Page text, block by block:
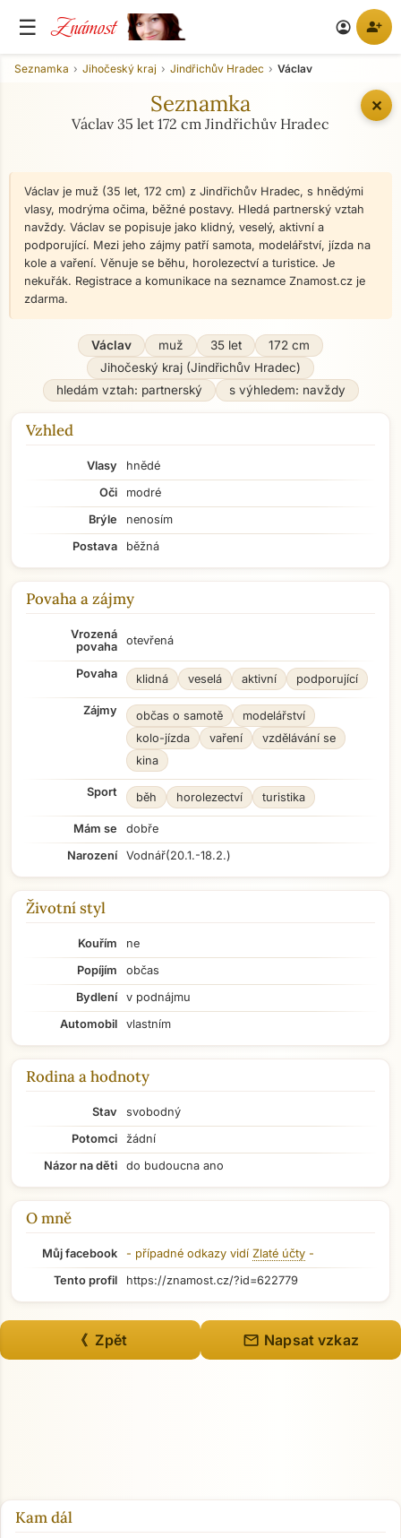
☰ Známost account_circle person_add
✕
Seznamka Jihočeský kraj Jindřichův Hradec Václav
Seznamka
Václav 35 let 172 cm Jindřichův Hradec
Václav je muž (35 let, 172 cm) z Jindřichův Hradec, s hnědými
vlasy, modrýma očima, běžné postavy. Hledá partnerský vztah
navždy. Václav se popisuje jako klidný, veselý, aktivní a
podporující. Mezi jeho zájmy patří samota, modelářství, jízda na
kole a vaření. Věnuje se běhu, horolezectví a turistice. Je
nekuřák. Registrace a komunikace na seznamce Znamost.cz je
zdarma.
Václav muž 35 let
172 cm
Jihočeský kraj (Jindřichův Hradec)
hledám vztah: partnerský
s výhledem: navždy
Vzhled
Vlasy
hnědé
Oči
modré
Brýle
nenosím
Postava
běžná
Povaha a zájmy
Vrozená
povaha
otevřená
Povaha klidná veselá aktivní podporující
Zájmy občas o samotě
modelářství
kolo-jízda
vaření
vzdělávání se
kina
Sport běh horolezectví turistika
Mám se
dobře
Narození
Vodnář(20.1.-18.2.)
Životní styl
Kouřím
ne
Popíjím
občas
Bydlení
v podnájmu
Automobil
vlastním
Rodina a hodnoty
Stav
svobodný
Potomci
žádní
Názor na děti
do budoucna ano
O mně
Můj facebook - případné odkazy vidí Zlaté účty -
Tento profil
https://znamost.cz/?id=622779
《 Zpět mail Napsat vzkaz
Kam dál